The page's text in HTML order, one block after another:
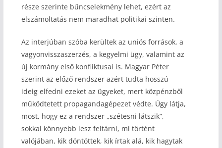
része szerinte bűncselekmény lehet, ezért az
elszámoltatás nem maradhat politikai szinten.
Az interjúban szóba kerültek az uniós források, a
vagyonvisszaszerzés, a kegyelmi ügy, valamint az
új kormány első konfliktusai is. Magyar Péter
szerint az előző rendszer azért tudta hosszú
ideig elfedni ezeket az ügyeket, mert közpénzből
működtetett propagandagépezet védte. Úgy látja,
most, hogy ez a rendszer „szétesni látszik”,
sokkal könnyebb lesz feltárni, mi történt
valójában, kik döntöttek, kik írtak alá, kik hagytak